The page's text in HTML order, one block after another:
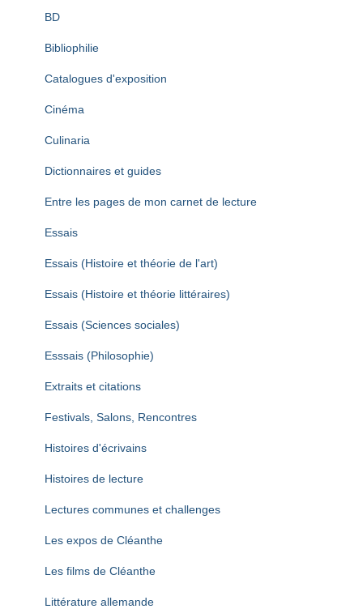
BD
Bibliophilie
Catalogues d'exposition
Cinéma
Culinaria
Dictionnaires et guides
Entre les pages de mon carnet de lecture
Essais
Essais (Histoire et théorie de l'art)
Essais (Histoire et théorie littéraires)
Essais (Sciences sociales)
Esssais (Philosophie)
Extraits et citations
Festivals, Salons, Rencontres
Histoires d'écrivains
Histoires de lecture
Lectures communes et challenges
Les expos de Cléanthe
Les films de Cléanthe
Littérature allemande